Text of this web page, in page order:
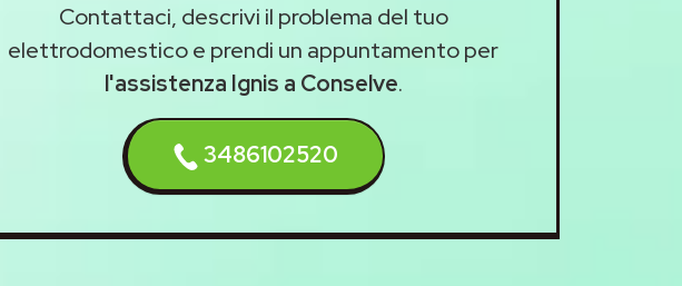
Contattaci, descrivi il problema del tuo
elettrodomestico e prendi un appuntamento per
l'assistenza Ignis a Conselve.
3486102520